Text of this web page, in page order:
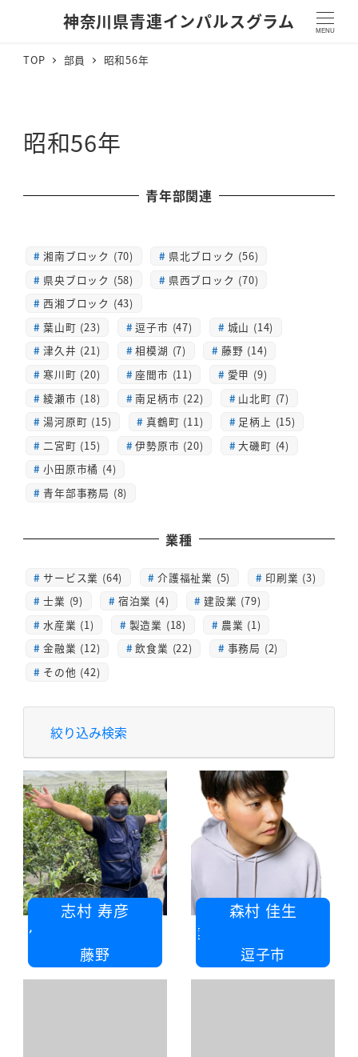
神奈川県青連インパルスグラム MENU
TOP 部員 昭和56年
昭和56年
青年部関連
湘南ブロック (70)
県北ブロック (56)
県央ブロック (58)
県西ブロック (70)
西湘ブロック (43)
葉山町 (23)
逗子市 (47)
城山 (14)
津久井 (21)
相模湖 (7)
藤野 (14)
寒川町 (20)
座間市 (11)
愛甲 (9)
綾瀬市 (18)
南足柄市 (22)
山北町 (7)
湯河原町 (15)
真鶴町 (11)
足柄上 (15)
二宮町 (15)
伊勢原市 (20)
大磯町 (4)
小田原市橘 (4)
青年部事務局 (8)
業種
サービス業 (64) 介護福祉業 (5)
印刷業 (3)
士業 (9)
宿泊業 (4)
建設業 (79)
水産業 (1)
製造業 (18)
農業 (1)
金融業 (12)
飲食業 (22)
事務局 (2)
その他 (42)
絞り込み検索
志村 寿彦
株式会社 戸丸屋プロパン
藤野
森村 佳生
逗子市